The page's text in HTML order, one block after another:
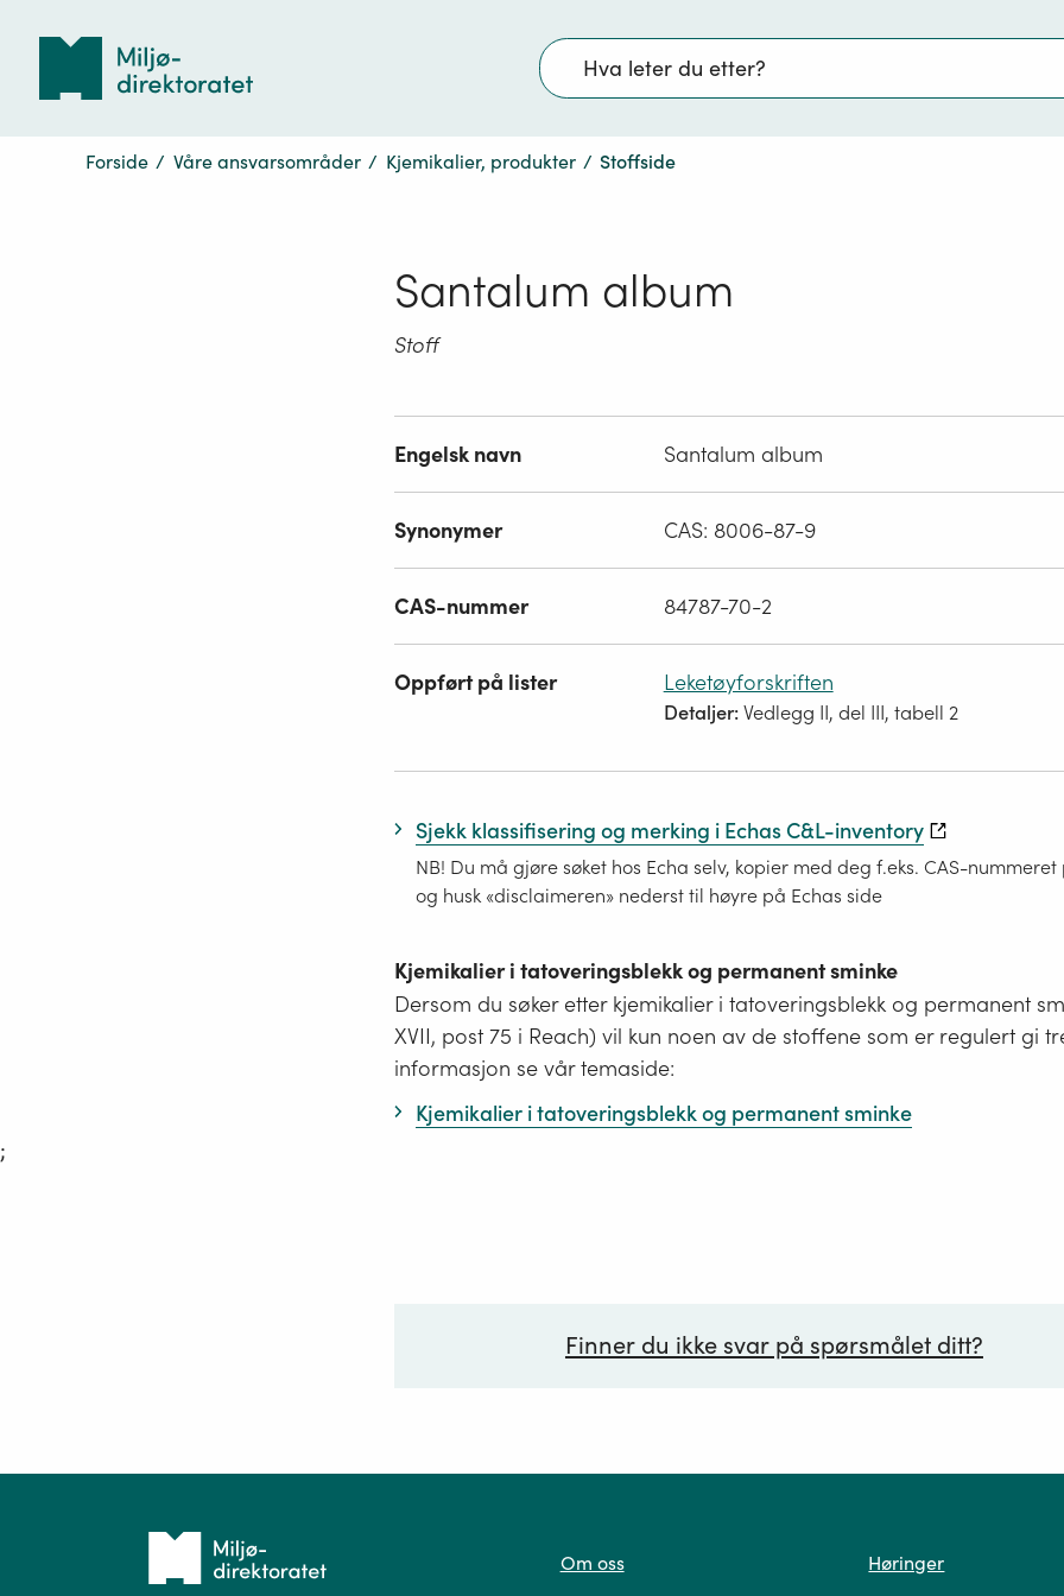
Søk
Forside / Våre ansvarsområder / Kjemikalier, produkter / Stoffside
Santalum album
Stoff
Engelsk navn Santalum album
Synonymer CAS: 8006-87-9
CAS-nummer 84787-70-2
Oppført på lister Leketøyforskriften
Detaljer:Vedlegg II, del III, tabell 2
Sjekk klassifisering og merking i Echas C&L-inventory
NB! Du må gjøre søket hos Echa selv, kopier med deg f.eks. CAS-
og husk «disclaimeren» nederst til høyre på Echas side
Kjemikalier i tatoveringsblekk og permanent sminke
Dersom du søker etter kjemikalier i tatoveringsblekk og permanent
XVII, post 75 i Reach) vil kun noen av de stoffene som er regulert gi
informasjon se vår temaside:
Kjemikalier i tatoveringsblekk og permanent sminke
;
Finner du ikke svar på spørsmålet ditt?
Tilbake
Om oss Høringer